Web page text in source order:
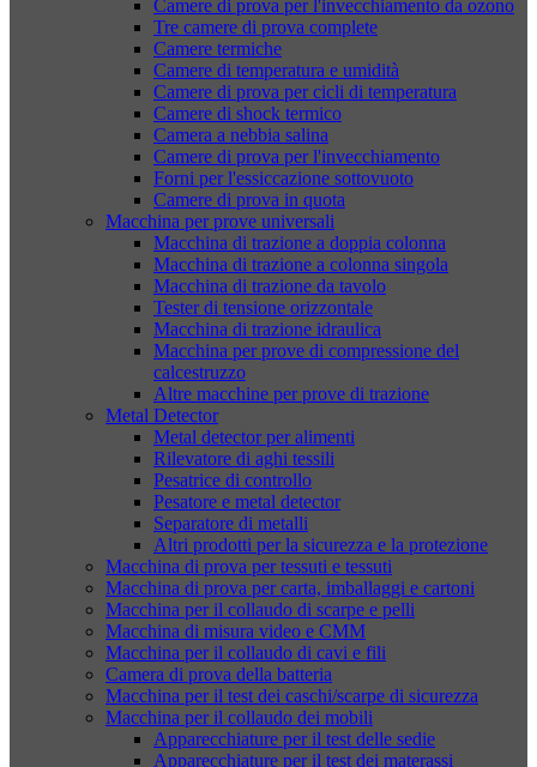
Camere di prova per l'invecchiamento da ozono
Tre camere di prova complete
Camere termiche
Camere di temperatura e umidità
Camere di prova per cicli di temperatura
Camere di shock termico
Camera a nebbia salina
Camere di prova per l'invecchiamento
Forni per l'essiccazione sottovuoto
Camere di prova in quota
Macchina per prove universali
Macchina di trazione a doppia colonna
Macchina di trazione a colonna singola
Macchina di trazione da tavolo
Tester di tensione orizzontale
Macchina di trazione idraulica
Macchina per prove di compressione del
calcestruzzo
Altre macchine per prove di trazione
Metal Detector
Metal detector per alimenti
Rilevatore di aghi tessili
Pesatrice di controllo
Pesatore e metal detector
Separatore di metalli
Altri prodotti per la sicurezza e la protezione
Macchina di prova per tessuti e tessuti
Macchina di prova per carta, imballaggi e cartoni
Macchina per il collaudo di scarpe e pelli
Macchina di misura video e CMM
Macchina per il collaudo di cavi e fili
Camera di prova della batteria
Macchina per il test dei caschi/scarpe di sicurezza
Macchina per il collaudo dei mobili
Apparecchiature per il test delle sedie
Apparecchiature per il test dei materassi